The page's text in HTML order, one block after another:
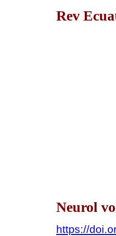
Rev
Neurol
https://